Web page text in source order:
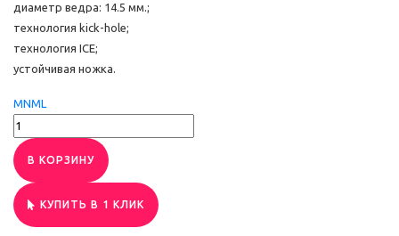
диаметр ведра: 14.5 мм.;
технология kick-hole;
технология ICE;
устойчивая ножка.
MNML
В КОРЗИНУ
КУПИТЬ В 1 КЛИК